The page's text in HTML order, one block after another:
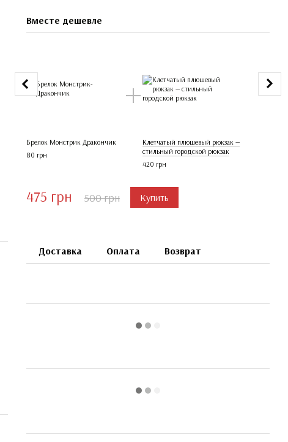
Вместе дешевле
Брелок Монстрик Дракончик
80 грн
Клетчатый плюшевый рюкзак —
стильный городской рюкзак
420 грн
475 грн 500 грн Купить
Доставка Оплата Возврат